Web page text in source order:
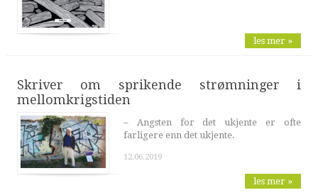
les mer »
Skriver om sprikende strømninger i
mellomkrigstiden
– Angsten for det ukjente er ofte
farligere enn det ukjente.
12.06.2019
les mer »